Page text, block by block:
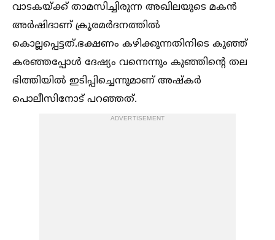
വാടകയ്ക്ക് താമസിച്ചിരുന്ന അഖിലയുടെ മകൻ
അർഷിദാണ് ക്രൂരമർദനത്തില്‍
കൊല്ലപ്പെട്ടത്.ഭക്ഷണം കഴിക്കുന്നതിനിടെ കുഞ്ഞ്
കരഞ്ഞപ്പോള്‍ ദേഷ്യം വന്നെന്നും കുഞ്ഞിന്റെ തല
ഭിത്തിയില്‍ ഇടിപ്പിച്ചെന്നുമാണ് അഷ്‌കർ
പൊലീസിനോട് പറഞ്ഞത്.
ADVERTISEMENT